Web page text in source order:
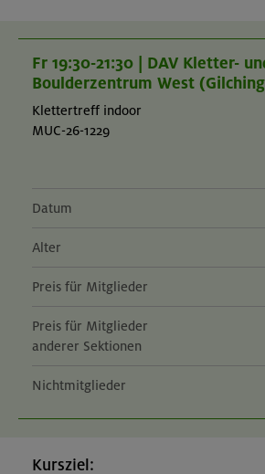
Fr 19:30-21:30 | DAV Kletter-
Boulderzentrum West
Klettertreff indoor
MUC-26-1229
Datum
Alter
Preis für Mitglieder
Preis für Mitglieder
anderer Sektionen
Nichtmitglieder
Kursziel: